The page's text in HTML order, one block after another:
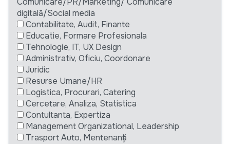
digitală/Social media
Contabilitate, Audit, Finante
Educatie, Formare Profesionala
Tehnologie, IT, UX Design
Administrativ, Oficiu, Coordonare
Juridic
Resurse Umane/HR
Logistica, Procurari, Catering
Cercetare, Analiza, Statistica
Contultanta, Expertiza
Management Organizational, Leadership
Trasport Auto, Mentenanță